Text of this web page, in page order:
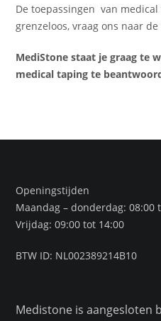
De toepassingen van
grenzeloos, vraag ons naar
MediStone staat je graag te
medical taping te
Openingstijden
Maandag – donderdag: 08:00
Vrijdag: 09:00 tot 14:00
BTW ID: NL002389214B10
Medistone is aangesloten